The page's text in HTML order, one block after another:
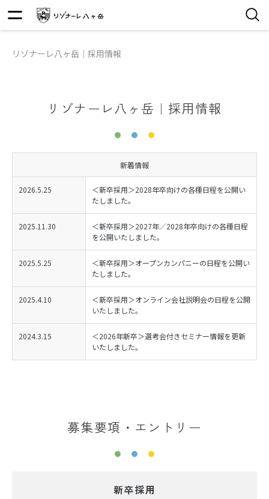
リゾナーレ八ヶ岳｜採用情報
リゾナーレ八ヶ岳｜採用情報
新着情報
2026.5.25
＜新卒採用＞2028年卒向けの各種日程を公開い
たしました。
2025.11.30
＜新卒採用＞2027年／2028年卒向けの各種日程
を公開いたしました。
2025.5.25
＜新卒採用＞オープンカンパニーの日程を公開い
たしました。
2025.4.10
＜新卒採用＞オンライン会社説明会の日程を公開
いたしました。
2024.3.15
＜2026年新卒＞選考会付きセミナー情報を更新
いたしました。
募集要項・エントリー
新卒採用